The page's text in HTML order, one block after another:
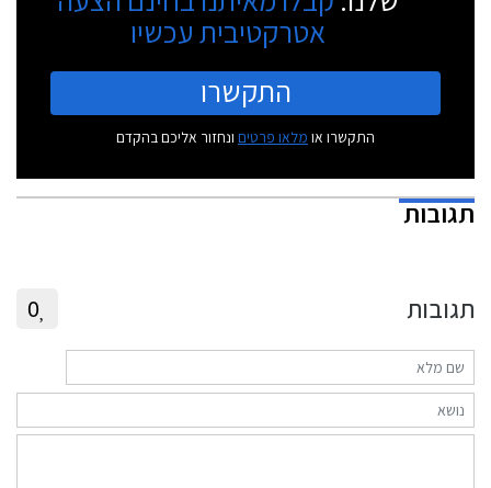
אטרקטיבית עכשיו
התקשרו
התקשרו או מלאו פרטים ונחזור אליכם בהקדם
תגובות
תגובות 0